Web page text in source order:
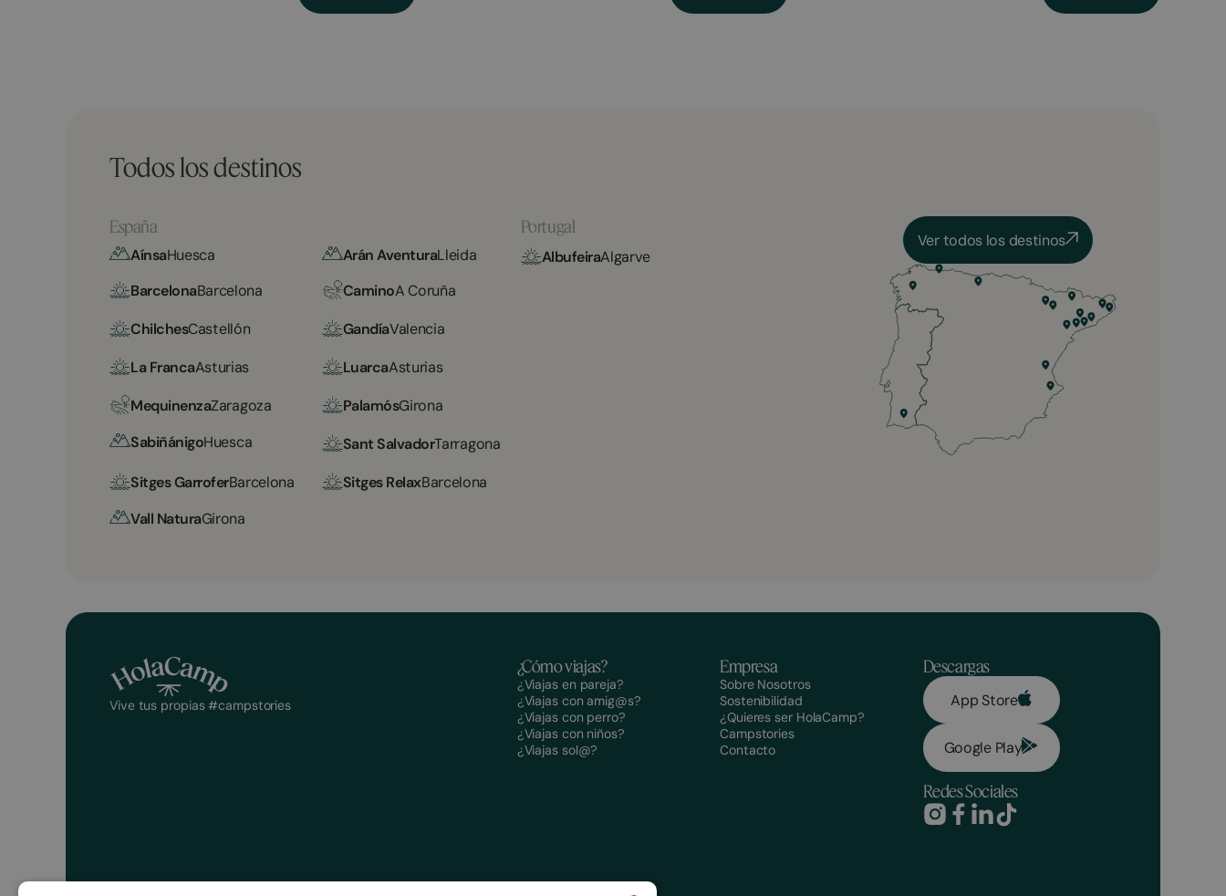
Todos los destinos
España
AínsaHuesca Arán AventuraLleida
BarcelonaBarcelona CaminoA Coruña
ChilchesCastellón GandíaValencia
La FrancaAsturias LuarcaAsturias
MequinenzaZaragoza PalamósGirona
SabiñánigoHuesca Sant SalvadorTarragona
Sitges GarroferBarcelona Sitges RelaxBarcelona
Vall NaturaGirona
Portugal
AlbufeiraAlgarve
Ver todos los destinos
Vive tus propias #campstories
¿Cómo viajas?
¿Viajas en pareja?
¿Viajas con amig@s?
¿Viajas con perro?
¿Viajas con niños?
¿Viajas sol@?
Empresa
Sobre Nosotros
Sostenibilidad
¿Quieres ser HolaCamp?
Campstories
Contacto
Descargas
App Store
Google Play
Redes Sociales